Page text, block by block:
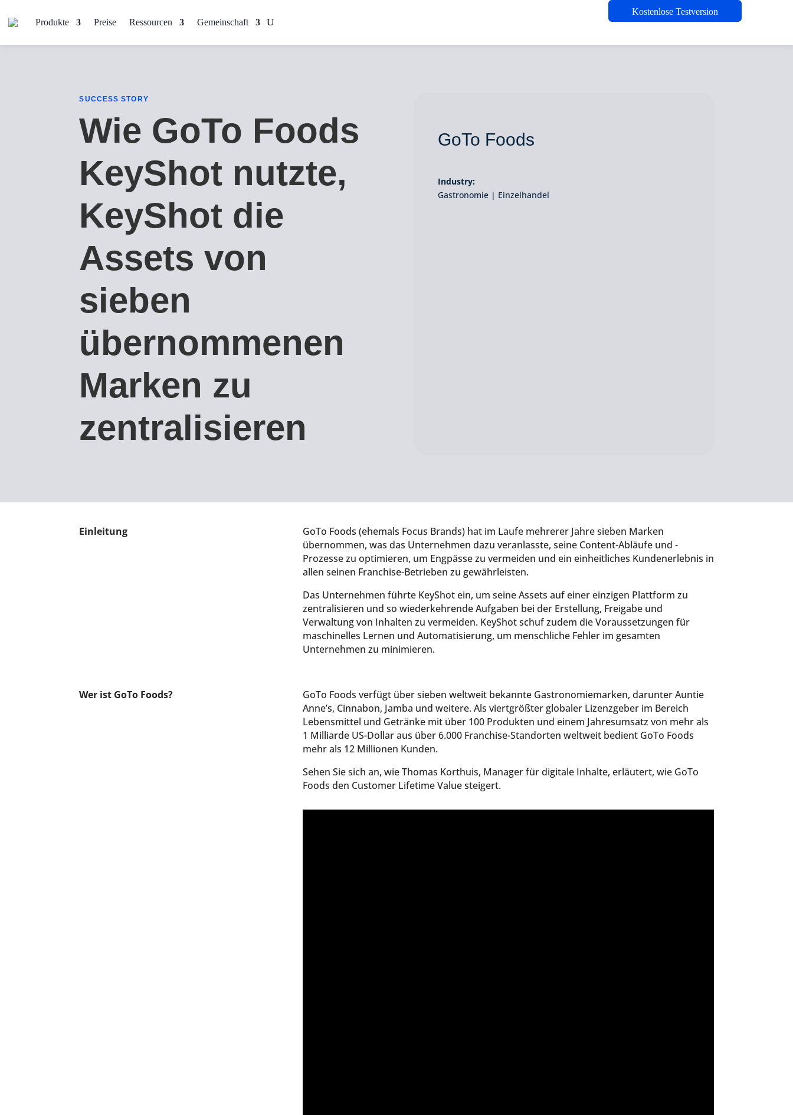
Produkte Preise Ressourcen Gemeinschaft
Kostenlose Testversion
SUCCESS STORY
Wie GoTo Foods
KeyShot nutzte,
KeyShot die
Assets von
sieben
übernommenen
Marken zu
zentralisieren
GoTo Foods
Industry:
Gastronomie | Einzelhandel
Einleitung
GoTo Foods (ehemals Focus Brands) hat im Laufe mehrerer Jahre sieben Marken
übernommen, was das Unternehmen dazu veranlasste, seine Content-Abläufe und -
Prozesse zu optimieren, um Engpässe zu vermeiden und ein einheitliches Kundenerlebnis in
allen seinen Franchise-Betrieben zu gewährleisten.
Das Unternehmen führte KeyShot ein, um seine Assets auf einer einzigen Plattform zu
zentralisieren und so wiederkehrende Aufgaben bei der Erstellung, Freigabe und
Verwaltung von Inhalten zu vermeiden. KeyShot schuf zudem die Voraussetzungen für
maschinelles Lernen und Automatisierung, um menschliche Fehler im gesamten
Unternehmen zu minimieren.
Wer ist GoTo Foods?
GoTo Foods verfügt über sieben weltweit bekannte Gastronomiemarken, darunter Auntie
Anne’s, Cinnabon, Jamba und weitere. Als viertgrößter globaler Lizenzgeber im Bereich
Lebensmittel und Getränke mit über 100 Produkten und einem Jahresumsatz von mehr als
1 Milliarde US-Dollar aus über 6.000 Franchise-Standorten weltweit bedient GoTo Foods
mehr als 12 Millionen Kunden.
Sehen Sie sich an, wie Thomas Korthuis, Manager für digitale Inhalte, erläutert, wie GoTo
Foods den Customer Lifetime Value steigert.